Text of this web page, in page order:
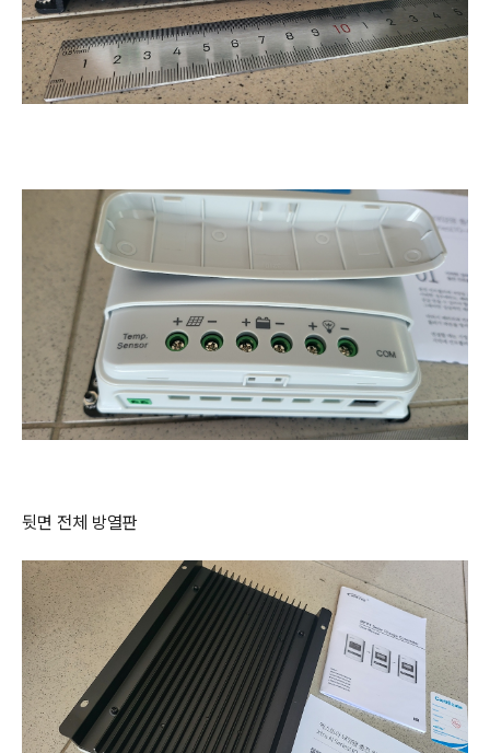
뒷면 전체 방열판